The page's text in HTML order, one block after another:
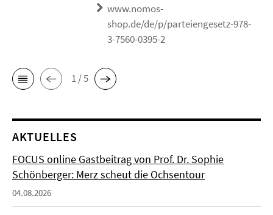
www.nomos-
shop.de/de/p/parteiengesetz-978-
3-7560-0395-2
1 / 5
AKTUELLES
FOCUS online Gastbeitrag von Prof. Dr. Sophie
Schönberger: Merz scheut die Ochsentour
04.08.2026